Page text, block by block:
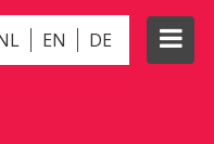
EN DE